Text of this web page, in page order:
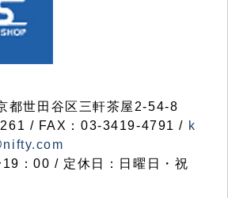
世田谷区三軒茶屋2-54-8
/ FAX：03-3419-4791 / k
：00 / 定休日：日曜日・祝